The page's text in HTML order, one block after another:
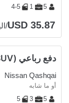
5
1
4-5
USD 35.87
/
دفع رباعي (SUV)
Nissan Qashqai
أو ما شابه
5
3
5